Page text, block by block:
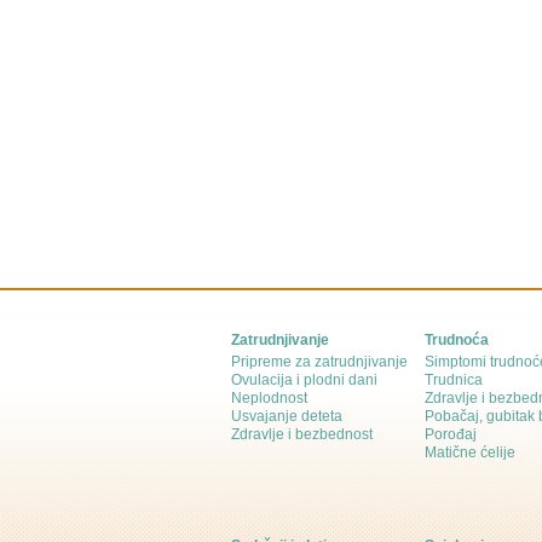
Zatrudnjivanje
Pripreme za zatrudnjivanje
Ovulacija i plodni dani
Neplodnost
Usvajanje deteta
Zdravlje i bezbednost
Trudnoća
Simptomi
Trudnica
Zdravlje i
Pobačaj, gubitak
Porođaj
Matične ćelije